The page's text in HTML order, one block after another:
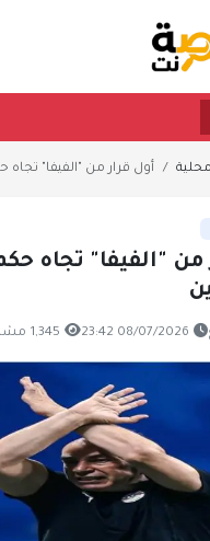
محلية أول قرار من "الفيفا" تجاه
من "الفيفا" تجاه
08/07/2026 23:42 1,345 مشاهدة